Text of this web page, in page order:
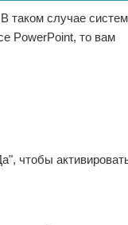
таком случае
PowerPoint, то вам
чтобы